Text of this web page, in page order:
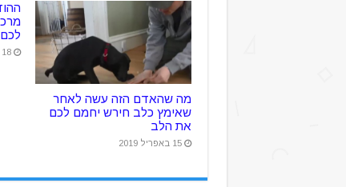
מה שהאדם הזה עשה לאחר
שאימץ כלב חירש יחמם לכם
את הלב
15 באפריל 2019
18 בפברואר 2019